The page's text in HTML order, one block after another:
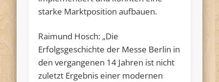
starke Marktposition aufbauen.
Raimund Hosch: „Die
Erfolgsgeschichte der Messe Berlin in
den vergangenen 14 Jahren ist nicht
zuletzt Ergebnis einer modernen